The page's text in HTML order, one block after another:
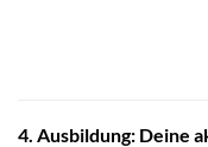
4. Ausbildung: Deine